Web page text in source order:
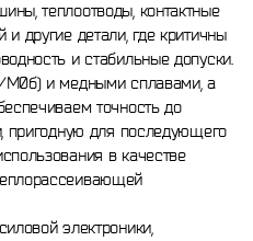
теплоотводы, контактные
другие детали, где критичны
и стабильные допуски.
М0б) и медными сплавами, а
точность до
пригодную для последующего
в качестве
электроники,